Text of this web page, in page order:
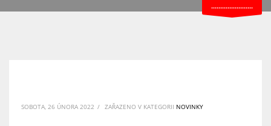
.......................
SOBOTA, 26 ÚNORA 2022 / ZAŘAZENO V KATEGORII NOVINKY